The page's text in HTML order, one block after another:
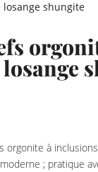
shungite
orgonite à
; pratique